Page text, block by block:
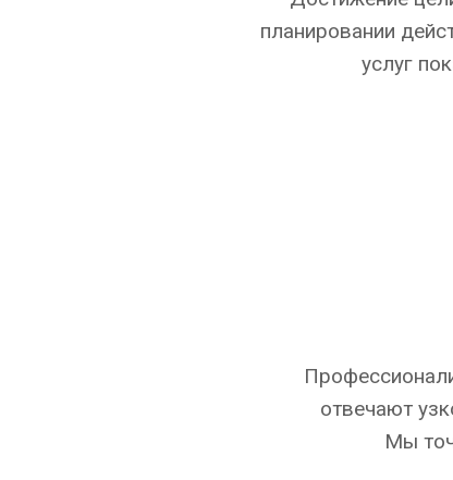
планировании
услуг
отвечают
Мы